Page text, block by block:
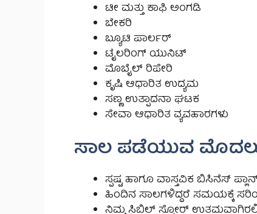
ಟೀ ಮತ್ತು ಕಾಫಿ ಅಂಗಡಿ
ಬೇಕರಿ
ಬ್ಯೂಟಿ ಪಾರ್ಲರ್
ಟೈಲರಿಂಗ್ ಯುನಿಟ್
ಮೊಬೈಲ್ ರಿಪೇರಿ
ಕೃಷಿ ಆಧಾರಿತ ಉದ್ಯಮ
ಸಣ್ಣ ಉತ್ಪಾದನಾ ಘಟಕ
ಸೇವಾ ಆಧಾರಿತ ವ್ಯವಹಾರಗಳು
ಸಾಲ ಪಡೆಯುವ
ಸ್ಪಷ್ಟ ಹಾಗೂ ವಾಸ್ತವಿಕ ಬಿಸಿನೆಸ್
ಹಿಂದಿನ ಸಾಲಗಳಿದ್ದರೆ ಸಮಯಕ್ಕೆ